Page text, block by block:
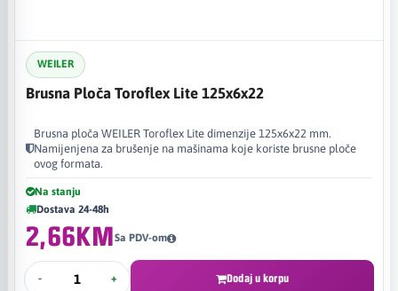
WEILER
Brusna Ploča Toroflex Lite 125x6x22
Brusna ploča WEILER Toroflex Lite dimenzije 125x6x22 mm.
Namijenjena za brušenje na mašinama koje koriste brusne ploče
ovog formata.
Na stanju
Dostava 24-48h
2,66KMSa PDV-om
- + Dodaj u korpu